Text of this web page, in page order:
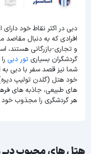
دبی در اکثر نقاط خود
افرادی که به دنبال مقاصد
و تجاری-بازرگانی
گردشگران بسیاریتور دبی
شما نیز قصد سفر با دبی به
خود هتل (گلدن تولیپ دیره)
های طبیعی، جاذبه های
هر گردشگری را مجذوب خود